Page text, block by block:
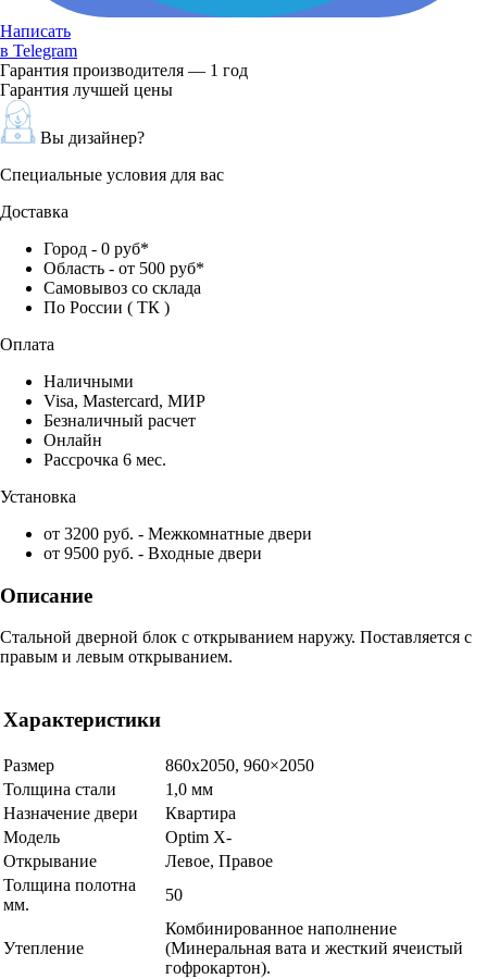
Написать
в Telegram
Гарантия производителя — 1 год
Гарантия лучшей цены
Вы дизайнер?
Специальные условия для вас
Доставка
Город - 0 руб*
Область - от 500 руб*
Самовывоз со склада
По России ( ТК )
Оплата
Наличными
Visa, Mastercard, МИР
Безналичный расчет
Онлайн
Рассрочка 6 мес.
Установка
от 3200 руб. - Межкомнатные двери
от 9500 руб. - Входные двери
Описание
Стальной дверной блок с открыванием наружу. Поставляется с
правым и левым открыванием.
Характеристики
Размер
860х2050, 960×2050
Толщина стали
1,0 мм
Назначение двери
Квартира
Модель
Optim X-
Открывание
Левое, Правое
Толщина полотна
мм.
50
Утепление
Комбинированное наполнение
(Минеральная вата и жесткий ячеистый
гофрокартон).